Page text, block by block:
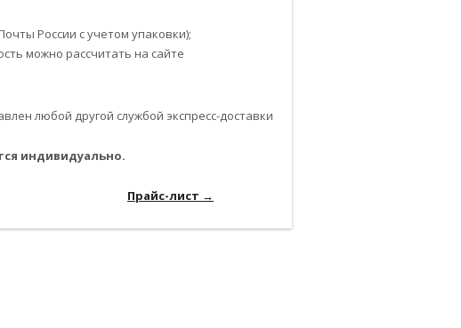
России с учетом упаковки);
можно рассчитать на сайте
любой другой службой экспресс-доставки
индивидуально.
Прайс-лист →